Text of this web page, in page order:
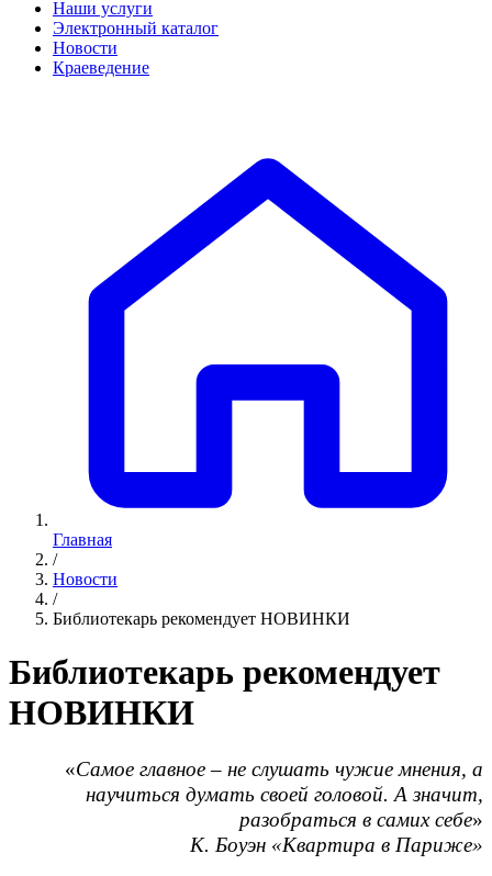
Наши услуги
Электронный каталог
Новости
Краеведение
Главная
/
Новости
/
Библиотекарь рекомендует НОВИНКИ
Библиотекарь рекомендует
НОВИНКИ
«Самое главное – не слушать чужие мнения, а
научиться думать своей головой. А значит,
разобраться в самих себе»
К. Боуэн «Квартира в Париже»